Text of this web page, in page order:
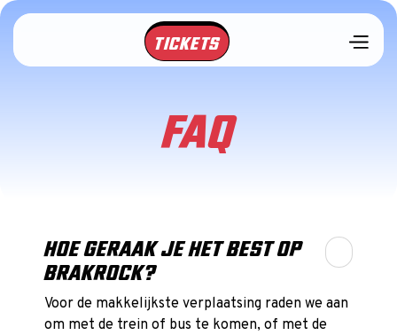
TICKETS
FAQ
HOE GERAAK JE HET BEST OP
BRAKROCK?
Voor de makkelijkste verplaatsing raden we aan
om met de trein of bus te komen, of met de